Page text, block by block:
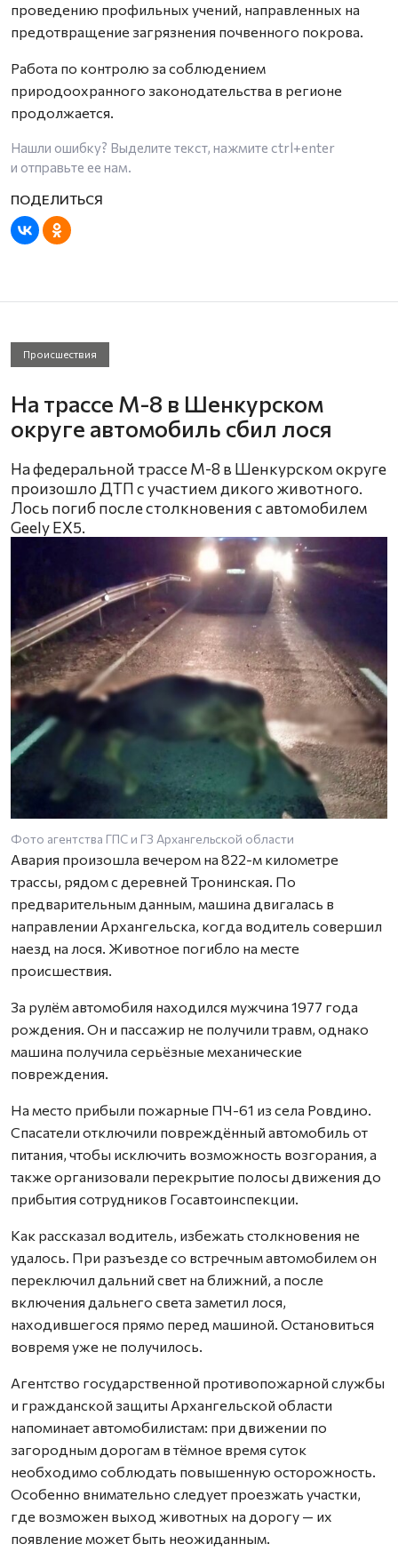
проведению профильных учений, направленных на
предотвращение загрязнения почвенного покрова.
Работа по контролю за соблюдением
природоохранного законодательства в регионе
продолжается.
Нашли ошибку? Выделите текст, нажмите ctrl+enter
и отправьте ее нам.
Происшествия
На трассе М-8 в Шенкурском
округе автомобиль сбил лося
На федеральной трассе М-8 в Шенкурском округе
произошло ДТП с участием дикого животного.
Лось погиб после столкновения с автомобилем
Geely EX5.
Фото агентства ГПС и ГЗ Архангельской области
Авария произошла вечером на 822-м километре
трассы, рядом с деревней Тронинская. По
предварительным данным, машина двигалась в
направлении Архангельска, когда водитель совершил
наезд на лося. Животное погибло на месте
происшествия.
За рулём автомобиля находился мужчина 1977 года
рождения. Он и пассажир не получили травм, однако
машина получила серьёзные механические
повреждения.
На место прибыли пожарные ПЧ-61 из села Ровдино.
Спасатели отключили повреждённый автомобиль от
питания, чтобы исключить возможность возгорания, а
также организовали перекрытие полосы движения до
прибытия сотрудников Госавтоинспекции.
Как рассказал водитель, избежать столкновения не
удалось. При разъезде со встречным автомобилем он
переключил дальний свет на ближний, а после
включения дальнего света заметил лося,
находившегося прямо перед машиной. Остановиться
вовремя уже не получилось.
Агентство государственной противопожарной службы
и гражданской защиты Архангельской области
напоминает автомобилистам: при движении по
загородным дорогам в тёмное время суток
необходимо соблюдать повышенную осторожность.
Особенно внимательно следует проезжать участки,
где возможен выход животных на дорогу — их
появление может быть неожиданным.